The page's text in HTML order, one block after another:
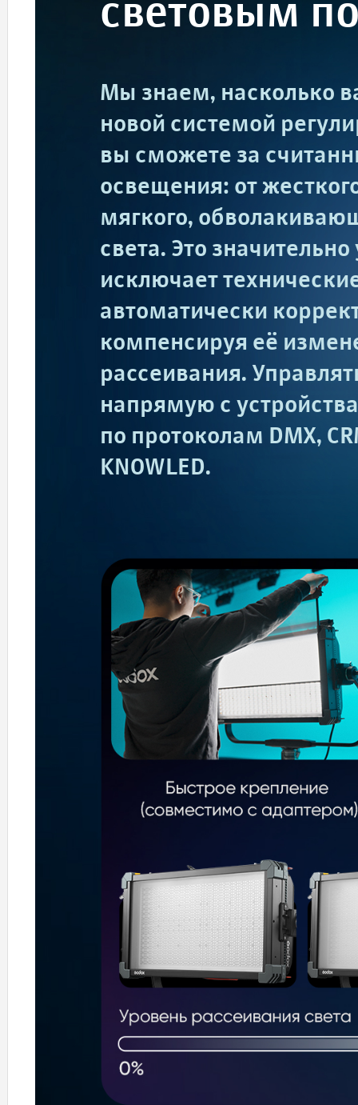
световым
Мы знаем, насколько
новой системой
вы сможете за
освещения: от
мягкого,
света. Это
исключает
автоматически
компенсируя её
рассеивания.
напрямую с
по протоколам DMX,
KNOWLED.